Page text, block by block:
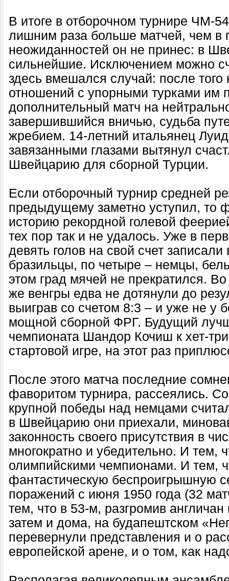
В итоге в отборочном турнире ЧМ-
лишним раза больше матчей, чем
неожиданностей он не принес: в
сильнейшие. Исключением можно
здесь вмешался случай: после
отношений с упорными турками им
дополнительный матч на
завершившийся вничью, судьба
жребием. 14-летний итальянец
завязанными глазами вытянул
Швейцарию для сборной Турции.
Если отборочный турнир средней
предыдущему заметно уступил, то
историю рекордной голевой
тех пор так и не удалось. Уже в
девять голов на свой счет записали
бразильцы, по четыре – немцы,
этом град мячей не прекратился.
же венгры едва не дотянули до
выиграв со счетом 8:3 – и уже не у
мощной сборной ФРГ. Будущий
чемпионата Шандор Кочиш к хет-
стартовой игре, на этот раз
После этого матча последние
фаворитом турнира, рассеялись.
крупной победы над немцами
в Швейцарию они приехали,
законность своего присутствия в
многократно и убедительно. И тем,
олимпийскими чемпионами. И тем,
фантастическую беспроигрышную
поражений с июня 1950 года (32
тем, что в 53-м, разгромив
затем и дома, на будапештском
перевернули представления и о
европейской арене, и о том, как